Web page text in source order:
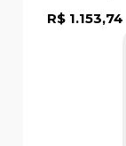
R$ 1.153,74